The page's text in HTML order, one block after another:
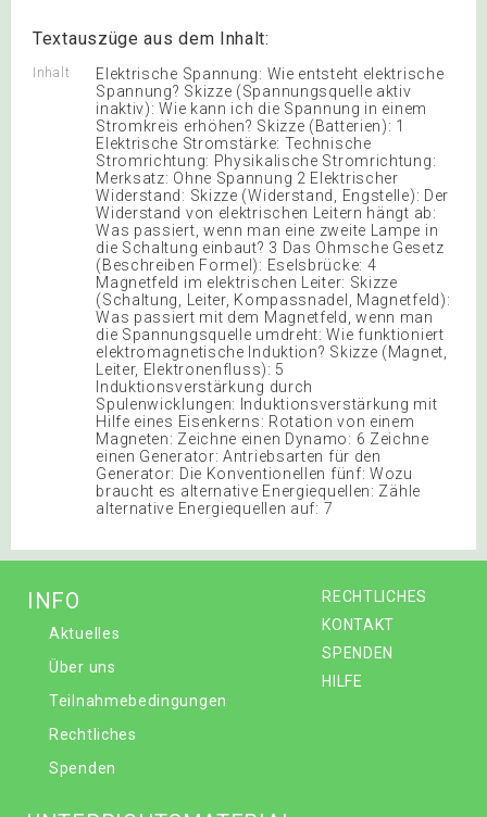
Textauszüge aus dem Inhalt:
Inhalt
Elektrische Spannung: Wie entsteht elektrische
Spannung? Skizze (Spannungsquelle aktiv
inaktiv): Wie kann ich die Spannung in einem
Stromkreis erhöhen? Skizze (Batterien): 1
Elektrische Stromstärke: Technische
Stromrichtung: Physikalische Stromrichtung:
Merksatz: Ohne Spannung 2 Elektrischer
Widerstand: Skizze (Widerstand, Engstelle): Der
Widerstand von elektrischen Leitern hängt ab:
Was passiert, wenn man eine zweite Lampe in
die Schaltung einbaut? 3 Das Ohmsche Gesetz
(Beschreiben Formel): Eselsbrücke: 4
Magnetfeld im elektrischen Leiter: Skizze
(Schaltung, Leiter, Kompassnadel, Magnetfeld):
Was passiert mit dem Magnetfeld, wenn man
die Spannungsquelle umdreht: Wie funktioniert
elektromagnetische Induktion? Skizze (Magnet,
Leiter, Elektronenfluss): 5
Induktionsverstärkung durch
Spulenwicklungen: Induktionsverstärkung mit
Hilfe eines Eisenkerns: Rotation von einem
Magneten: Zeichne einen Dynamo: 6 Zeichne
einen Generator: Antriebsarten für den
Generator: Die Konventionellen fünf: Wozu
braucht es alternative Energiequellen: Zähle
alternative Energiequellen auf: 7
RECHTLICHES
KONTAKT
SPENDEN
HILFE
INFO
Aktuelles
Über uns
Teilnahmebedingungen
Rechtliches
Spenden